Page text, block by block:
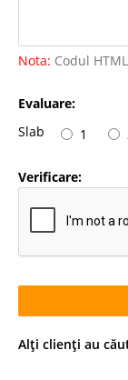
Nota: Codul
Evaluare:
Slab
1
Verificare:
Alţi clienţi au